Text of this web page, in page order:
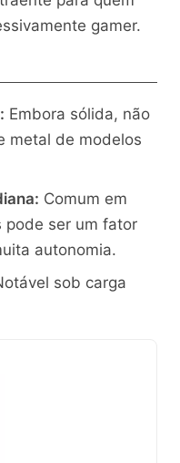
gamer.
Embora sólida, não
metal de modelos
Comum em
pode ser um fator
autonomia.
sob carga